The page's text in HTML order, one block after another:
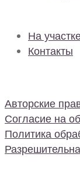
На
Контакты
Авторские
Согласие на
Политика